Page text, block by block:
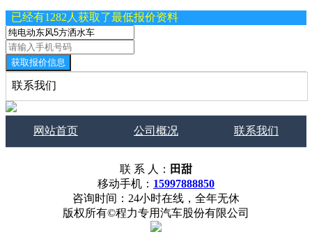
已经有1282人获取了最低报价资料
获取报价信息
联系我们
网站首页 公司概况 联系我们
联 系 人： 田甜
移动手机： 15997888850
咨询时间：24小时在线，全年无休
版权所有©程力专用汽车股份有限公司